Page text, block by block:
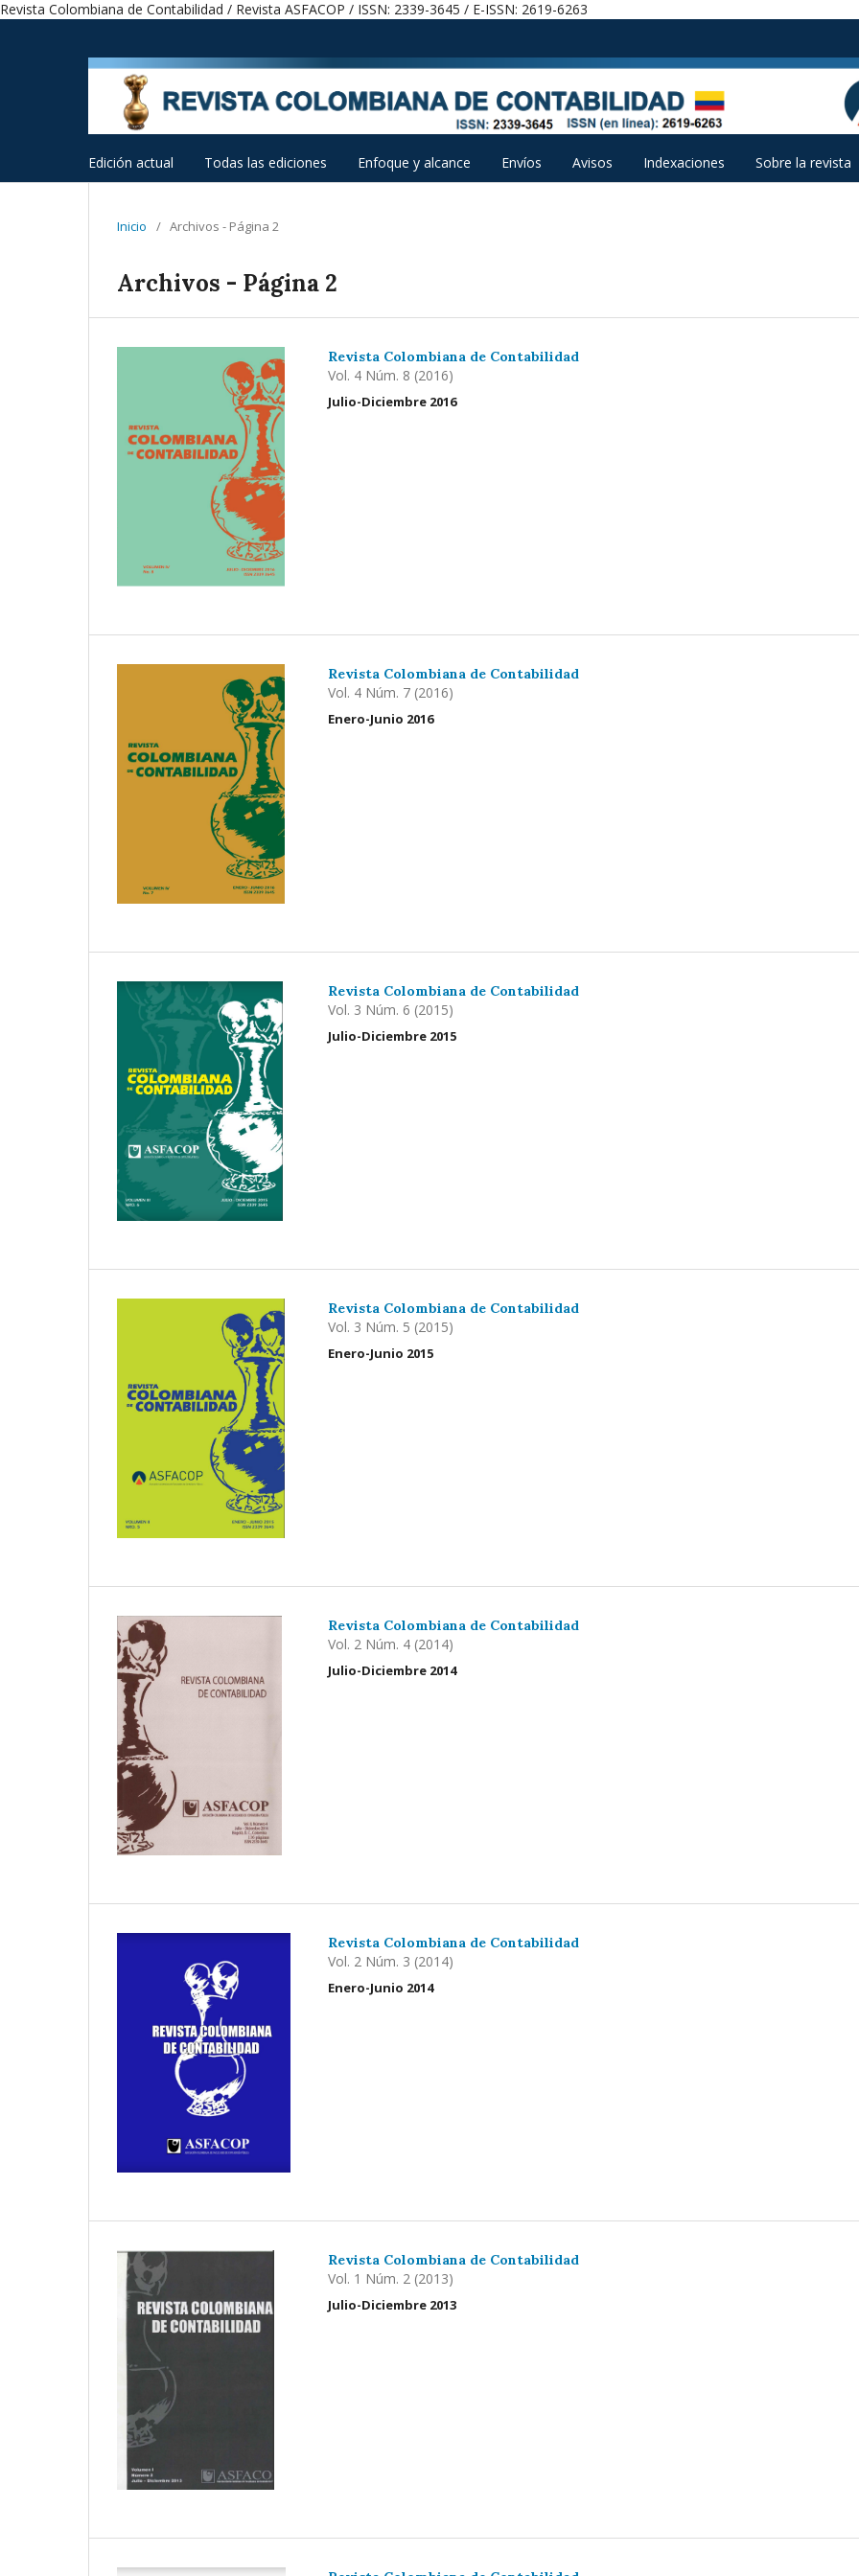
Revista Colombiana de Contabilidad / Revista ASFACOP / ISSN: 2339-3645 / E-ISSN: 2619-6263
Edición actual Todas las ediciones Enfoque y alcance Envíos Avisos Indexaciones Sobre la revista
Inicio / Archivos - Página 2
Archivos - Página 2
Revista Colombiana de Contabilidad
Vol. 4 Núm. 8 (2016)
Julio-Diciembre 2016
Revista Colombiana de Contabilidad
Vol. 4 Núm. 7 (2016)
Enero-Junio 2016
Revista Colombiana de Contabilidad
Vol. 3 Núm. 6 (2015)
Julio-Diciembre 2015
Revista Colombiana de Contabilidad
Vol. 3 Núm. 5 (2015)
Enero-Junio 2015
Revista Colombiana de Contabilidad
Vol. 2 Núm. 4 (2014)
Julio-Diciembre 2014
Revista Colombiana de Contabilidad
Vol. 2 Núm. 3 (2014)
Enero-Junio 2014
Revista Colombiana de Contabilidad
Vol. 1 Núm. 2 (2013)
Julio-Diciembre 2013